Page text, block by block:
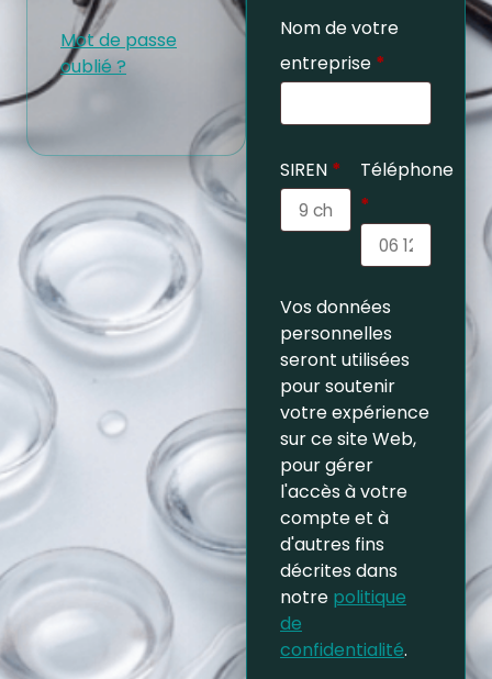
Mot de passe
oublié ?
Nom de votre
entreprise *
SIREN *
Téléphone
*
Vos données
personnelles
seront utilisées
pour soutenir
votre expérience
sur ce site Web,
pour gérer
l'accès à votre
compte et à
d'autres fins
décrites dans
notre politique
de
confidentialité.